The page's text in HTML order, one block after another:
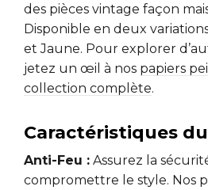
des pièces vintage façon
Disponible en deux
et Jaune. Pour explorer
jetez un œil à nos papiers
collection complète.
Caractéristiques
Anti-Feu : Assurez la
compromettre le style. Nos